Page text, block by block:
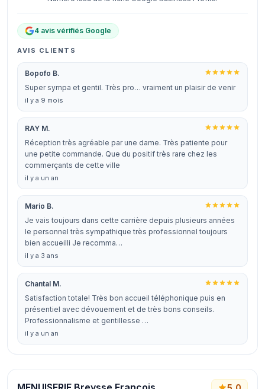
4 avis vérifiés Google
AVIS CLIENTS
Bopofo B.
Super sympa et gentil. Très pro… vraiment un plaisir de venir
il y a 9 mois
RAY M.
Réception très agréable par une dame. Très patiente pour
une petite commande. Que du positif très rare chez les
commerçants de cette ville
il y a un an
Mario B.
Je vais toujours dans cette carrière depuis plusieurs années
le personnel très sympathique très professionnel toujours
bien accueilli Je recomma…
il y a 3 ans
Chantal M.
Satisfaction totale! Très bon accueil téléphonique puis en
présentiel avec dévouement et de très bons conseils.
Professionnalisme et gentillesse …
il y a un an